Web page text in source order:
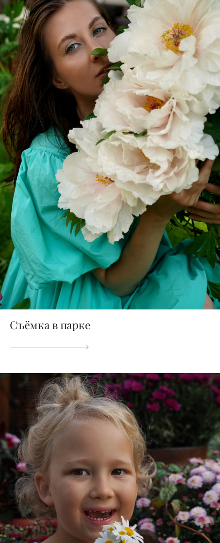
Съёмка в парке